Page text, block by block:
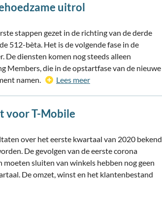
uitrol
stappen gezet in de richting van de derde
512-bèta. Het is de volgende fase in de
De diensten komen nog steeds alleen
Members, die in de opstartfase van de nieuwe
namen.
Lees meer
voor T-Mobile
over het eerste kwartaal van 2020 bekend
De gevolgen van de eerste corona
sluiten van winkels hebben nog geen
De omzet, winst en het klantenbestand